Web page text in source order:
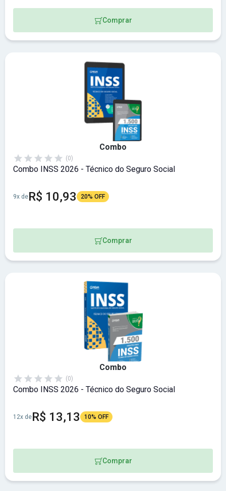
Comprar
Combo
(0)
Combo INSS 2026 - Técnico do Seguro Social
9x deR$ 10,93 20% OFF
Comprar
Combo
(0)
Combo INSS 2026 - Técnico do Seguro Social
12x deR$ 13,13 10% OFF
Comprar